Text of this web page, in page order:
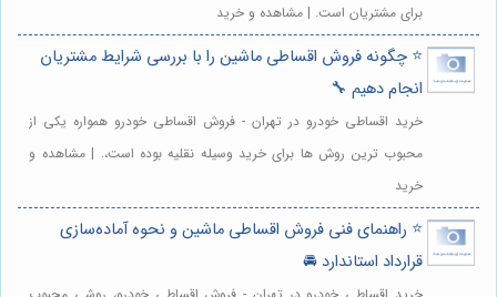
برای مشتریان است. | مشاهده و خرید
⭐️ چگونه فروش اقساطی ماشین را با بررسی شرایط مشتریان
انجام دهیم 🔧
خرید اقساطی خودرو در تهران - فروش اقساطی خودرو همواره یکی از
محبوب ترین روش ها برای خرید وسیله نقلیه بوده است،. | مشاهده و
خرید
⭐️ راهنمای فنی فروش اقساطی ماشین و نحوه آماده‌سازی
قرارداد استاندارد 🚘